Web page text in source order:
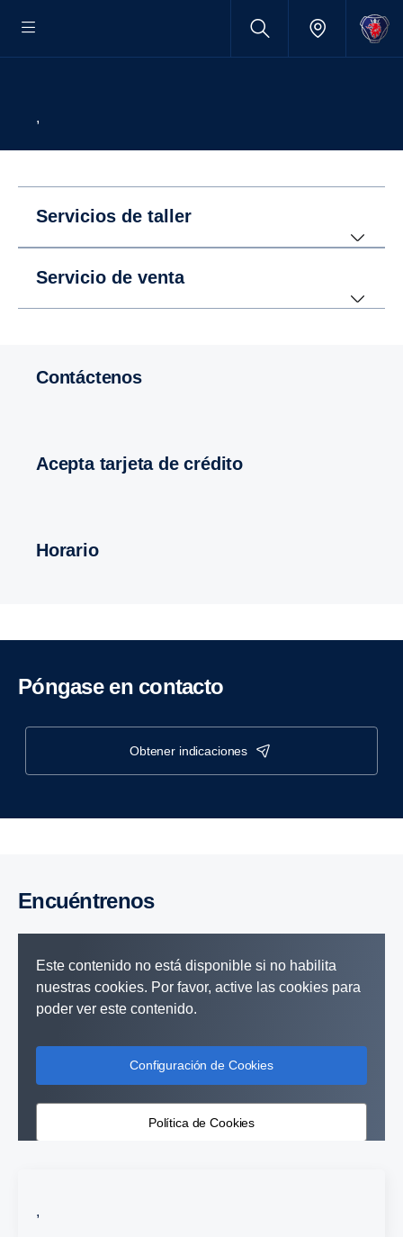
,
Servicios de taller
Servicio de venta
Contáctenos
acepta tarjeta de crédito
horario
póngase en contacto
obtener indicaciones
encuéntrenos
Este contenido no está disponible si no habilita
nuestras cookies. Por favor, active las cookies para
poder ver este contenido.
Configuración de Cookies
Política de Cookies
,